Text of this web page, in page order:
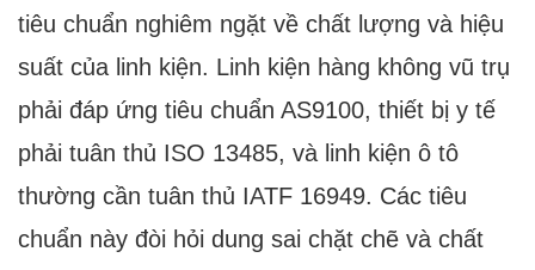
tiêu chuẩn nghiêm ngặt về chất lượng và hiệu
suất của linh kiện. Linh kiện hàng không vũ trụ
phải đáp ứng tiêu chuẩn AS9100, thiết bị y tế
phải tuân thủ ISO 13485, và linh kiện ô tô
thường cần tuân thủ IATF 16949. Các tiêu
chuẩn này đòi hỏi dung sai chặt chẽ và chất